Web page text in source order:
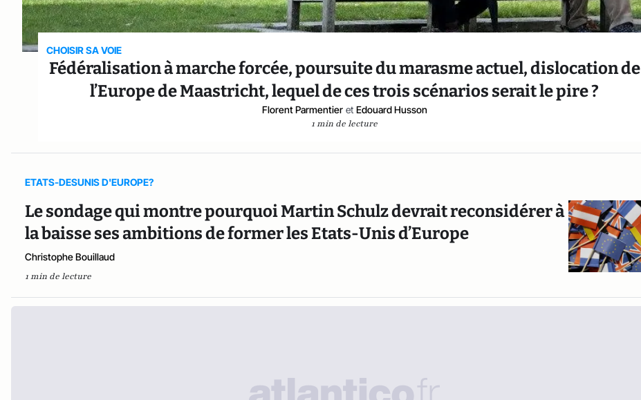
CHOISIR SA VOIE
Fédéralisation à marche forcée, poursuite du marasme actuel, dislocation de
l’Europe de Maastricht, lequel de ces trois scénarios serait le pire ?
Florent Parmentier et Edouard Husson
1 min de lecture
ETATS-DESUNIS D'EUROPE?
Le sondage qui montre pourquoi Martin Schulz devrait reconsidérer à
la baisse ses ambitions de former les Etats-Unis d’Europe
Christophe Bouillaud
1 min de lecture